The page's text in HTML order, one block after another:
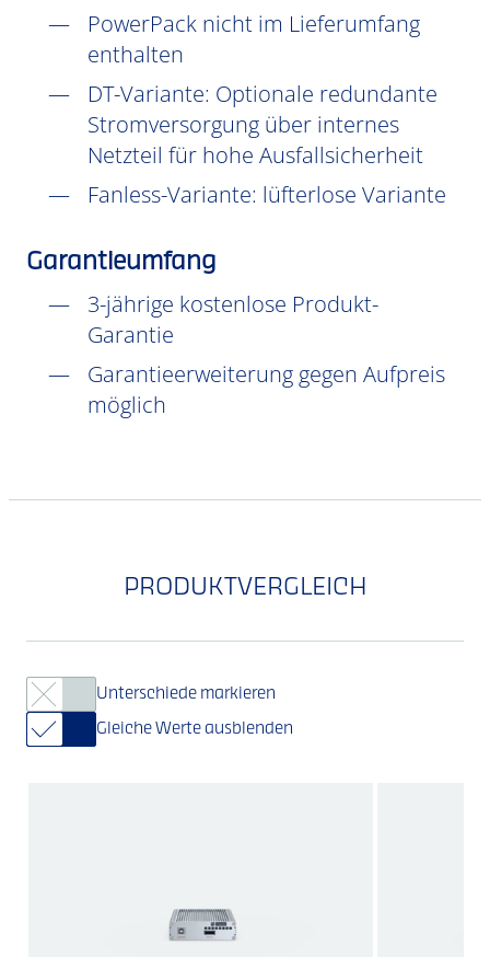
PowerPack nicht im Lieferumfang
enthalten
DT-Variante: Optionale redundante
Stromversorgung über internes
Netzteil für hohe Ausfallsicherheit
Fanless-Variante: lüfterlose Variante
Garantieumfang
3-jährige kostenlose Produkt-
Garantie
Garantieerweiterung gegen Aufpreis
möglich
PRODUKTVERGLEICH
Unterschiede markieren
Gleiche Werte ausblenden